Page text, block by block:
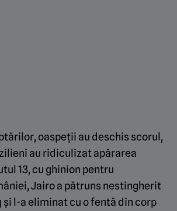
oaspeții au deschis scorul,
au ridiculizat apărarea
13, cu ghinion pentru
Jairo a pătruns nestingherit
și l-a eliminat cu o fentă din corp